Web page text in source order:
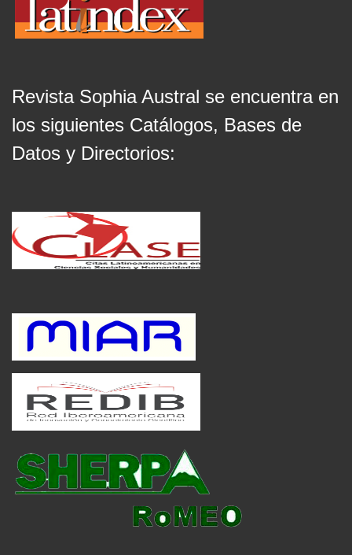
Revista Sophia Austral se encuentra en
los siguientes Catálogos, Bases de
Datos y Directorios: